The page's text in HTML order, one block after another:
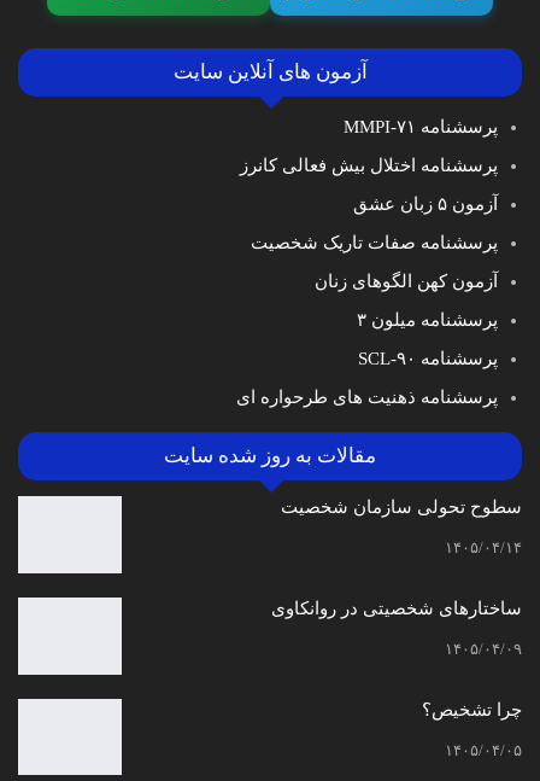
آزمون های آنلاین سایت
پرسشنامه MMPI-۷۱
پرسشنامه اختلال بیش فعالی کانرز
آزمون ۵ زبان عشق
پرسشنامه صفات تاریک شخصیت
آزمون کهن الگوهای زنان
پرسشنامه میلون ۳
پرسشنامه SCL-۹۰
پرسشنامه ذهنیت های طرحواره ای
مقالات به روز شده سایت
سطوح تحولی سازمان‌ شخصیت
۱۴۰۵/۰۴/۱۴
ساختارهای شخصیتی در روانکاوی
۱۴۰۵/۰۴/۰۹
چرا تشخیص؟
۱۴۰۵/۰۴/۰۵